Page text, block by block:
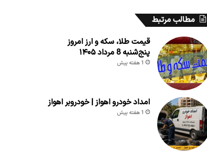
مطالب مرتبط
قیمت طلا، سکه و ارز امروز
پنج‌شنبه 8 مرداد ۱۴۰۵
1 هفته پیش
امداد خودرو اهواز | خودروبر اهواز
1 هفته پیش